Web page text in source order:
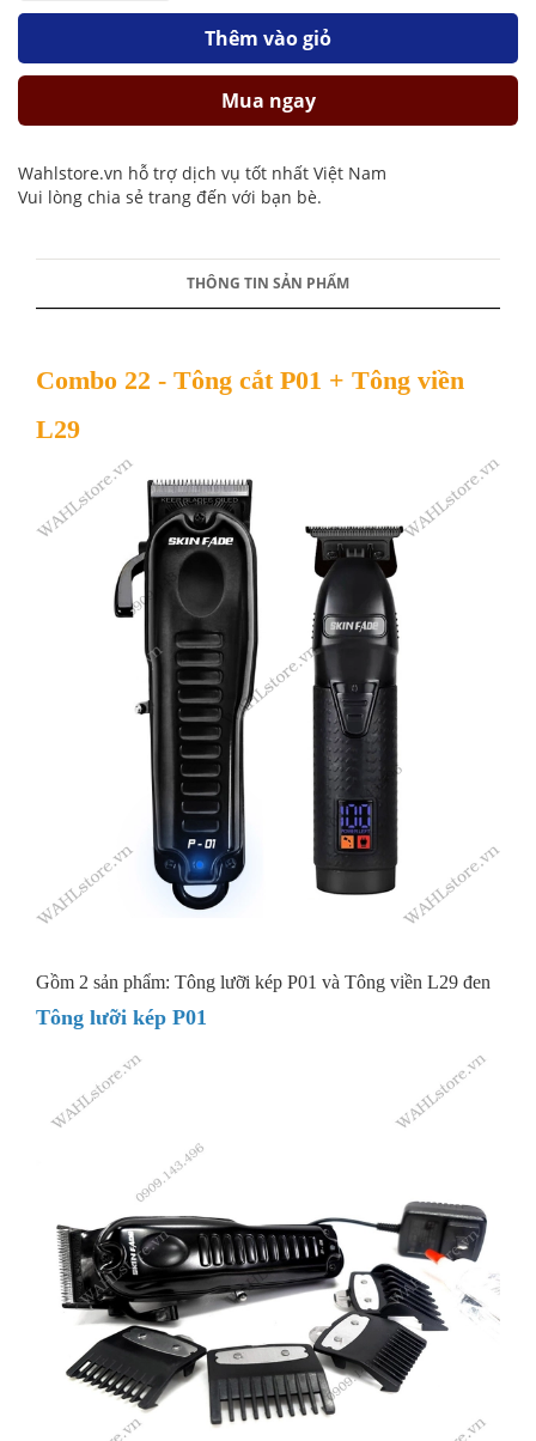
Thêm vào giỏ
Mua ngay
Wahlstore.vn hỗ trợ dịch vụ tốt nhất Việt Nam
Vui lòng chia sẻ trang đến với bạn bè.
THÔNG TIN SẢN PHẨM
Combo 22 - Tông cắt P01 + Tông viền
L29
Gồm 2 sản phẩm: Tông lưỡi kép P01 và Tông viền L29 đen
Tông lưỡi kép P01